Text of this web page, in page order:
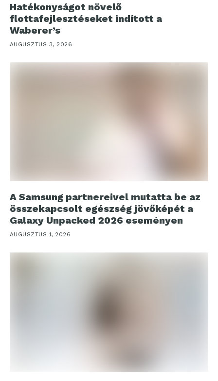
Hatékonyságot növelő
flottafejlesztéseket indított a
Waberer’s
AUGUSZTUS 3, 2026
A Samsung partnereivel mutatta be az
összekapcsolt egészség jövőképét a
Galaxy Unpacked 2026 eseményen
AUGUSZTUS 1, 2026